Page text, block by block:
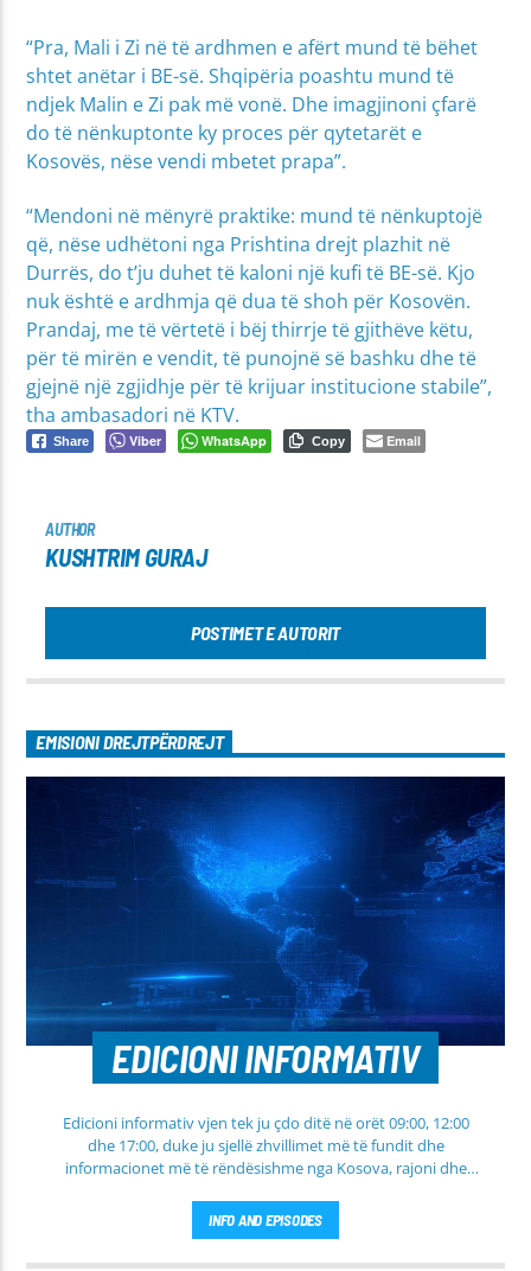
“Pra, Mali i Zi në të ardhmen e afërt mund të bëhet
shtet anëtar i BE-së. Shqipëria poashtu mund të
ndjek Malin e Zi pak më vonë. Dhe imagjinoni çfarë
do të nënkuptonte ky proces për qytetarët e
Kosovës, nëse vendi mbetet prapa”.
“Mendoni në mënyrë praktike: mund të nënkuptojë
që, nëse udhëtoni nga Prishtina drejt plazhit në
Durrës, do t’ju duhet të kaloni një kufi të BE-së. Kjo
nuk është e ardhmja që dua të shoh për Kosovën.
Prandaj, me të vërtetë i bëj thirrje të gjithëve këtu,
për të mirën e vendit, të punojnë së bashku dhe të
gjejnë një zgjidhje për të krijuar institucione stabile”,
tha ambasadori në KTV.
Share Viber WhatsApp Copy Email
AUTHOR
KUSHTRIM GURAJ
POSTIMET E AUTORIT
EMISIONI DREJTPËRDREJT
EDICIONI INFORMATIV
Edicioni informativ vjen tek ju çdo ditë në orët 09:00, 12:00
dhe 17:00, duke ju sjellë zhvillimet më të fundit dhe
informacionet më të rëndësishme nga Kosova, rajoni dhe
fusha të ndryshme, përfshirë politikën, shoqërinë dhe
ekonominë, si dhe rubrika të veçanta për sportin dhe
parashikimin e motit. Qëndroni me ne për informim të saktë,
INFO AND EPISODES